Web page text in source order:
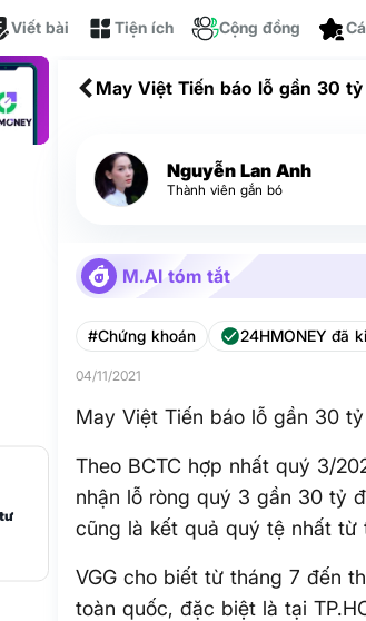
Viết bài Tiện ích Cộng đồng
May Việt Tiến báo lỗ gần 30
Nguyễn Lan Anh
Thành viên gắn bó
M.AI tóm tắt
#Chứng khoán 24HMONEY đã
04/11/2021
May Việt Tiến báo lỗ gần 30
Theo BCTC hợp nhất quý 3/
nhận lỗ ròng quý 3 gần 30 tỷ
cũng là kết quả quý tệ nhất từ
VGG cho biết từ tháng 7 đến
toàn quốc, đặc biệt là tại